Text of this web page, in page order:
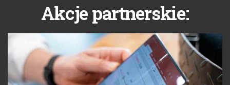
Akcje partnerskie: